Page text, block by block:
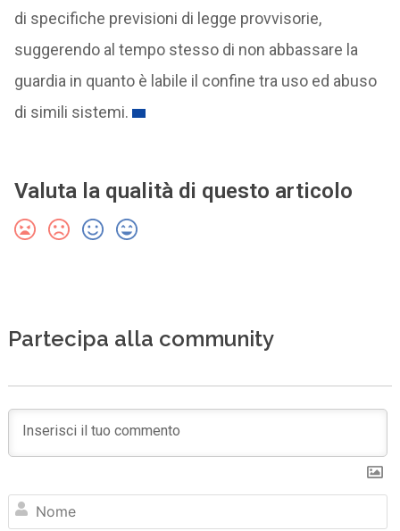
di specifiche previsioni di legge provvisorie,
suggerendo al tempo stesso di non abbassare la
guardia in quanto è labile il confine tra uso ed abuso
di simili sistemi.
Valuta la qualità di questo articolo
Partecipa alla community